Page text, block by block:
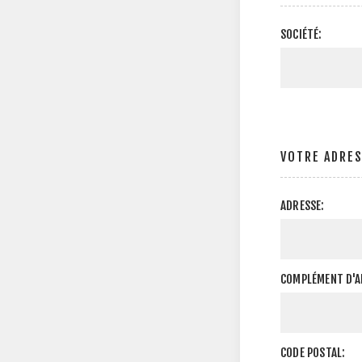
SOCIÉTÉ:
VOTRE
ADRESSE:
COMPLÉMENT
CODE POSTAL: